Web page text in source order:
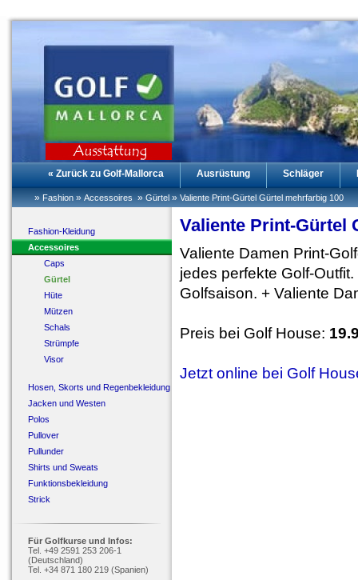
« Zurück zu Golf-Mallorca Ausrüstung Schläger
» Fashion » Accessoires » Gürtel » Valiente Print-Gürtel Gürtel mehrfarbig 100
Fashion-Kleidung
Accessoires
Caps
Gürtel
Hüte
Mützen
Schals
Strümpfe
Visor
Hosen, Skorts und Regenbekleidung
Jacken und Westen
Polos
Pullover
Pullunder
Shirts und Sweats
Funktionsbekleidung
Strick
Für Golfkurse und Infos:
Tel. +49 2591 253 206-1
(Deutschland)
Tel. +34 871 180 219 (Spanien)
Valiente Print-Gürtel
Valiente Damen Print-
jedes perfekte Golf-
Golfsaison. + Valiente
Preis bei Golf House:
Jetzt online bei Golf